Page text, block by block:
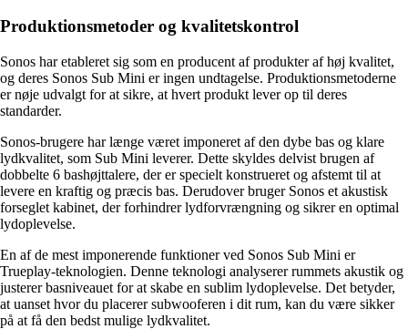
Produktionsmetoder og kvalitetskontrol
Sonos har etableret sig som en producent af produkter af høj kvalitet,
og deres Sonos Sub Mini er ingen undtagelse. Produktionsmetoderne
er nøje udvalgt for at sikre, at hvert produkt lever op til deres
standarder.
Sonos-brugere har længe været imponeret af den dybe bas og klare
lydkvalitet, som Sub Mini leverer. Dette skyldes delvist brugen af ​​
dobbelte 6 bashøjttalere, der er specielt konstrueret og afstemt til at
levere en kraftig og præcis bas. Derudover bruger Sonos et akustisk
forseglet kabinet, der forhindrer lydforvrængning og sikrer en optimal
lydoplevelse.
En af de mest imponerende funktioner ved Sonos Sub Mini er
Trueplay-teknologien. Denne teknologi analyserer rummets akustik og
justerer basniveauet for at skabe en sublim lydoplevelse. Det betyder,
at uanset hvor du placerer subwooferen i dit rum, kan du være sikker
på at få den bedst mulige lydkvalitet.